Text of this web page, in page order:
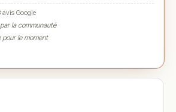
avis Google
la communauté
pour le moment